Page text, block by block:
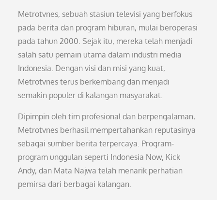
Metrotvnes, sebuah stasiun televisi yang berfokus
pada berita dan program hiburan, mulai beroperasi
pada tahun 2000. Sejak itu, mereka telah menjadi
salah satu pemain utama dalam industri media
Indonesia. Dengan visi dan misi yang kuat,
Metrotvnes terus berkembang dan menjadi
semakin populer di kalangan masyarakat.
Dipimpin oleh tim profesional dan berpengalaman,
Metrotvnes berhasil mempertahankan reputasinya
sebagai sumber berita terpercaya. Program-
program unggulan seperti Indonesia Now, Kick
Andy, dan Mata Najwa telah menarik perhatian
pemirsa dari berbagai kalangan.